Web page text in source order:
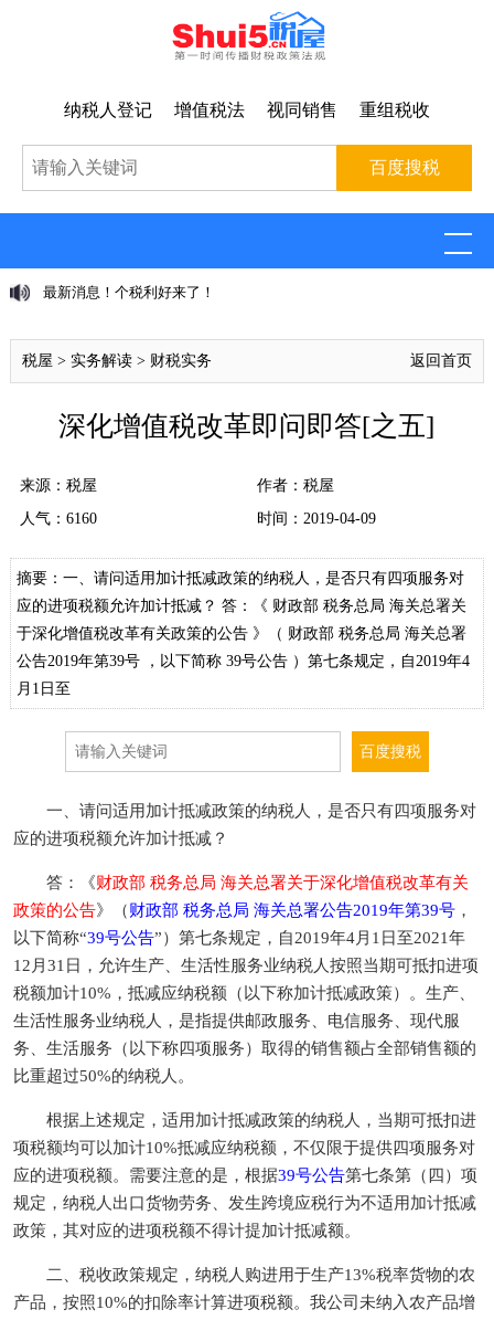
纳税人登记 增值税法 视同销售 重组税收
最新消息！个税利好来了！
税屋 > 实务解读> 财税实务 返回首页
深化增值税改革即问即答[之五]
来源：税屋
作者：税屋
人气： 6160 时间：2019-04-09
摘要：一、请问适用加计抵减政策的纳税人，是否只有四项服务对
应的进项税额允许加计抵减？ 答：《 财政部 税务总局 海关总署关
于深化增值税改革有关政策的公告 》（ 财政部 税务总局 海关总署
公告2019年第39号 ，以下简称 39号公告 ）第七条规定，自2019年4
月1日至
一、请问适用加计抵减政策的纳税人，是否只有四项服务对
应的进项税额允许加计抵减？
答：《财政部 税务总局 海关总署关于深化增值税改革有关
政策的公告》（财政部 税务总局 海关总署公告2019年第39号，
以下简称“39号公告”）第七条规定，自2019年4月1日至2021年
12月31日，允许生产、生活性服务业纳税人按照当期可抵扣进项
税额加计10%，抵减应纳税额（以下称加计抵减政策）。生产、
生活性服务业纳税人，是指提供邮政服务、电信服务、现代服
务、生活服务（以下称四项服务）取得的销售额占全部销售额的
比重超过50%的纳税人。
根据上述规定，适用加计抵减政策的纳税人，当期可抵扣进
项税额均可以加计10%抵减应纳税额，不仅限于提供四项服务对
应的进项税额。需要注意的是，根据39号公告第七条第（四）项
规定，纳税人出口货物劳务、发生跨境应税行为不适用加计抵减
政策，其对应的进项税额不得计提加计抵减额。
二、税收政策规定，纳税人购进用于生产13%税率货物的农
产品，按照10%的扣除率计算进项税额。我公司未纳入农产品增